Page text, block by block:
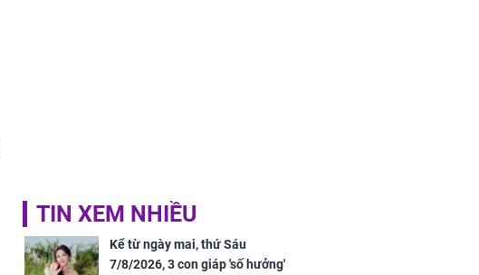
TIN XEM NHIỀU
Kể từ ngày mai, thứ Sáu
7/8/2026, 3 con giáp 'số hưởng'